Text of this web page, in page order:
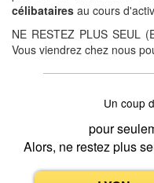
célibataires au cours
NE RESTEZ PLUS SEUL
Vous viendrez chez nous
Un coup
pour
Alors, ne restez plus